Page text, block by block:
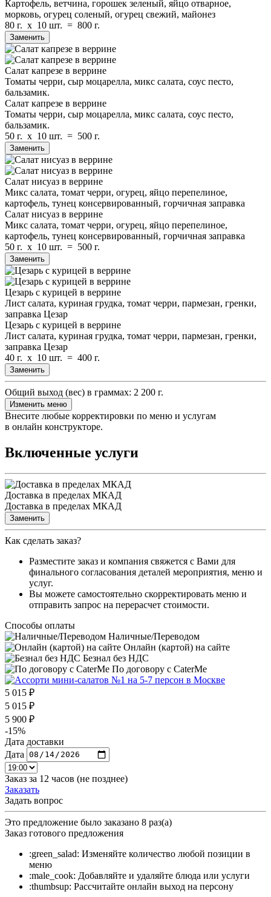
Картофель, ветчина, горошек зеленый, яйцо отварное,
морковь, огурец соленый, огурец свежий, майонез
80 г. x 10 шт. = 800 г.
Заменить
Салат капрезе в веррине
Томаты черри, сыр моцарелла, микс салата, соус песто,
бальзамик.
Салат капрезе в веррине
Томаты черри, сыр моцарелла, микс салата, соус песто,
бальзамик.
50 г. x 10 шт. = 500 г.
Заменить
Салат нисуаз в веррине
Микс салата, томат черри, огурец, яйцо перепелиное,
картофель, тунец консервированный, горчичная заправка
Салат нисуаз в веррине
Микс салата, томат черри, огурец, яйцо перепелиное,
картофель, тунец консервированный, горчичная заправка
50 г. x 10 шт. = 500 г.
Заменить
Цезарь с курицей в веррине
Лист салата, куриная грудка, томат черри, пармезан, гренки,
заправка Цезар
Цезарь с курицей в веррине
Лист салата, куриная грудка, томат черри, пармезан, гренки,
заправка Цезар
40 г. x 10 шт. = 400 г.
Заменить
Общий выход (вес) в граммах: 2 200 г.
Изменить меню
Внесите любые корректировки по меню и услугам
в онлайн конструкторе.
Включенные услуги
Доставка в пределах МКАД
Доставка в пределах МКАД
Заменить
Как сделать заказ?
Разместите заказ и компания свяжется с Вами для
финального согласования деталей мероприятия, меню и
услуг.
Вы можете самостоятельно скорректировать меню и
отправить запрос на перерасчет стоимости.
Способы оплаты
Наличные/Переводом
Онлайн (картой) на сайте
Безнал без НДС
По договору с CaterMe
5 015 ₽
5 015 ₽
5 900 ₽
-15%
Дата доставки
Дата
Заказ за 12 часов (не позднее)
Заказать
Задать вопрос
Это предложение было заказано 8 раз(а)
Заказ готового предложения
:green_salad: Изменяйте количество любой позиции в
меню
:male_cook: Добавляйте и удаляйте блюда или услуги
:thumbsup: Рассчитайте онлайн выход на персону